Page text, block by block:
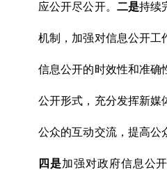
应公开尽公开。 二是持续
机制，加强对信息公开工
信息公开的时效性和准确
公开形式，充分发挥新媒
公众的互动交流，提高公
四是加强对政府信息公